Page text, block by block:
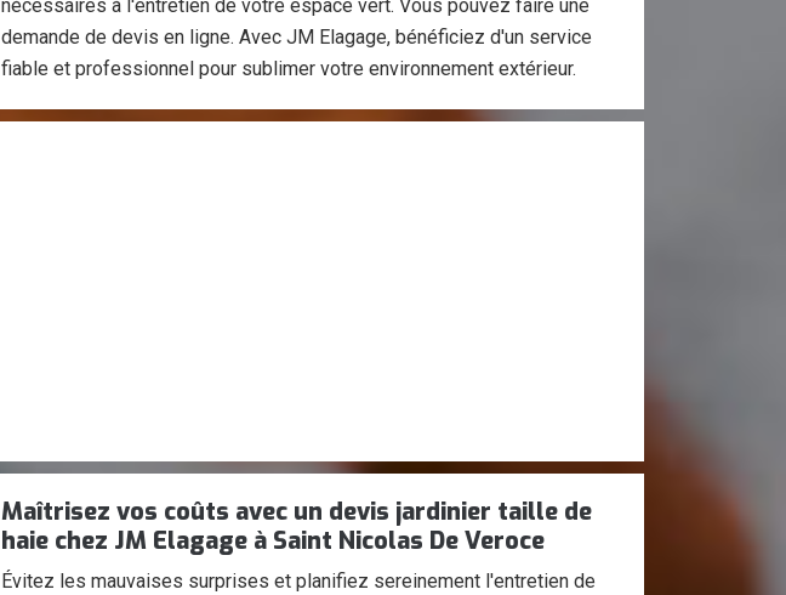
nécessaires à l'entretien de votre espace vert. Vous pouvez faire une
demande de devis en ligne. Avec JM Elagage, bénéficiez d'un service
fiable et professionnel pour sublimer votre environnement extérieur.
Maîtrisez vos coûts avec un devis jardinier taille de
haie chez JM Elagage à Saint Nicolas De Veroce
Évitez les mauvaises surprises et planifiez sereinement l'entretien de